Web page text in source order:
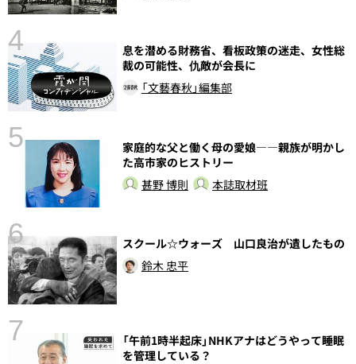
4
息を潜める財務省、看板政策の迷走、女性総
裁の可能性、仇敵が会長に
「文藝春秋」編集部
5
家庭的な父と働く母の愛娘――親族が明かし
た高市家のヒストリー
甚野 博則
本誌取材班
6
スクール☆ウォーズ 山口良治が遺したもの
鈴木 忠平
7
「午前1時半起床」NHKアナはどうやって睡眠
を管理している？